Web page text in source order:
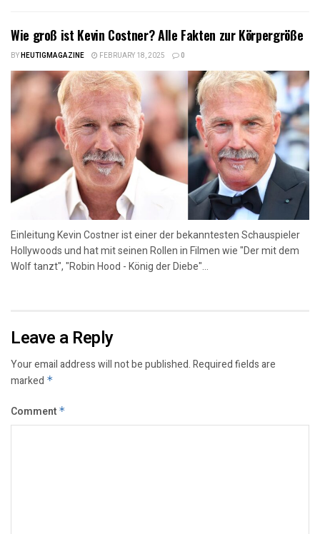
Wie groß ist Kevin Costner? Alle Fakten zur Körpergröße
BYHEUTIGMAGAZINE FEBRUARY 18, 2025 0
Einleitung Kevin Costner ist einer der bekanntesten Schauspieler
Hollywoods und hat mit seinen Rollen in Filmen wie "Der mit dem
Wolf tanzt", "Robin Hood - König der Diebe"...
Leave a Reply
Your email address will not be published.Required fields are
marked *
Comment *